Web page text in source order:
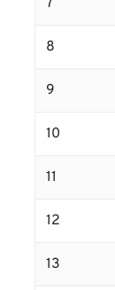
7
8
9
10
11
12
13